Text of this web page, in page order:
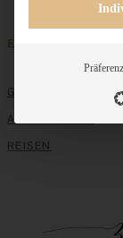
Entdecken
GRUNDLAGEN
ALLE REZEPTE
REISEN